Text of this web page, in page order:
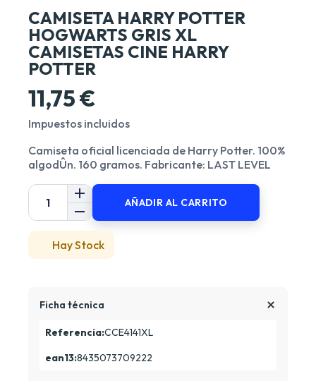
CAMISETA HARRY POTTER
HOGWARTS GRIS XL
CAMISETAS CINE HARRY
POTTER
11,75 €
Impuestos incluidos
Camiseta oficial licenciada de Harry Potter. 100%
algodÛn. 160 gramos. Fabricante: LAST LEVEL
AÑADIR AL CARRITO
Hay Stock
Ficha técnica
Referencia:CCE4141XL
ean13:8435073709222